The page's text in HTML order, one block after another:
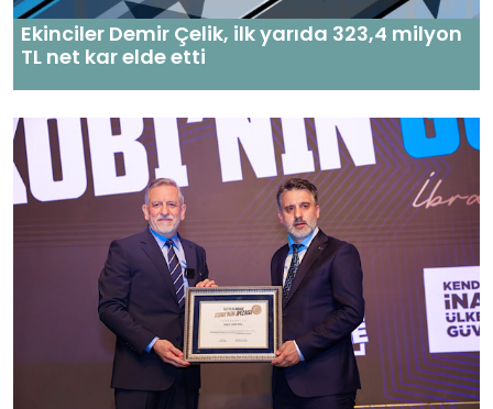
Ekinciler Demir Çelik, ilk yarıda 323,4 milyon
TL net kar elde etti